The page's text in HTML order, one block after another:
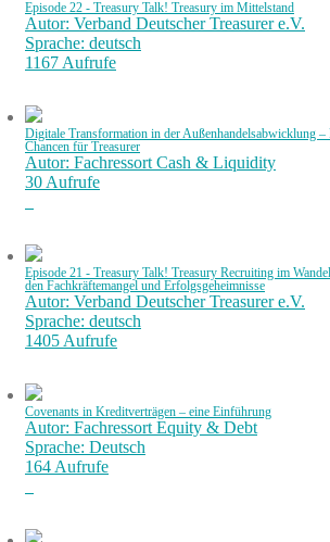
Episode 22 - Treasury Talk! Treasury im Mittelstand
Autor: Verband Deutscher Treasurer e.V.
Sprache: deutsch
1167 Aufrufe
Digitale Transformation in der Außenhandelsabwicklung –
Chancen für Treasurer
Autor: Fachressort Cash & Liquidity
30 Aufrufe
Episode 21 - Treasury Talk! Treasury Recruiting im
den Fachkräftemangel und Erfolgsgeheimnisse
Autor: Verband Deutscher Treasurer e.V.
Sprache: deutsch
1405 Aufrufe
Covenants in Kreditverträgen – eine Einführung
Autor: Fachressort Equity & Debt
Sprache: Deutsch
164 Aufrufe